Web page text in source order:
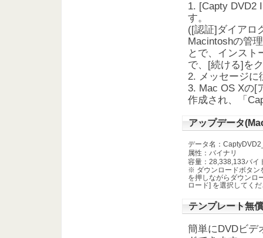
1. [Capty DVD2
す。
([認証]ダイアロ
Macintoshの管
とで、インスト
で、[続ける]を
2. メッセージに
3. Mac OS Xの[
作成され、「
アップデータ
データ名：
属性：バイナリ
容量：28,338,133バイ
※ ダウンロードボタン
を押しながらダウンロ
ロード] を選択してく
テンプレート無
簡単にDVDビデ